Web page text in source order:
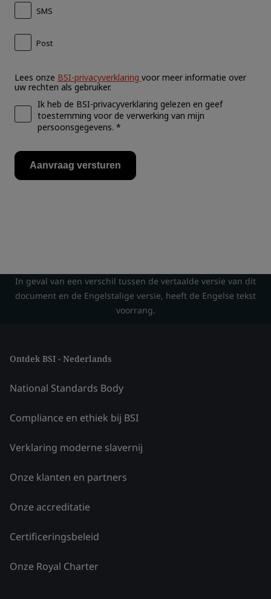
In geval van een verschil tussen de vertaalde versie van dit
document en de Engelstalige versie, heeft de Engelse tekst
voorrang.
Ontdek BSI - Nederlands
National Standards Body
Compliance en ethiek bij BSI
Verklaring moderne slavernij
Onze klanten en partners
Onze accreditatie
Certificeringsbeleid
Onze Royal Charter